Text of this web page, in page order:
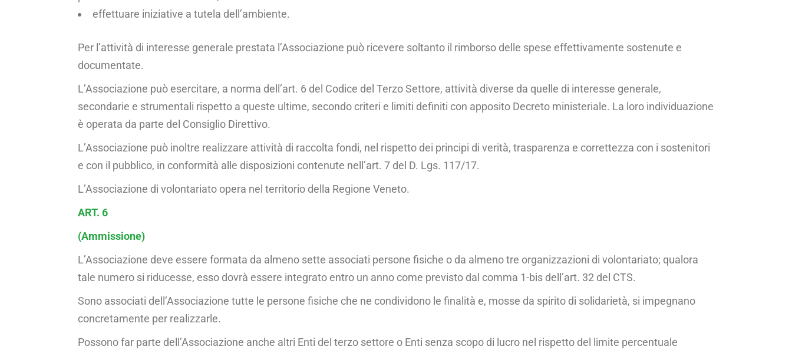
effettuare iniziative a tutela dell’ambiente.
Per l’attività di interesse generale prestata l’Associazione può ricevere soltanto il rimborso delle spese effettivamente sostenute e
documentate.
L’Associazione può esercitare, a norma dell’art. 6 del Codi­ce del Terzo Settore, attività diverse da quelle di interes­se generale,
secondarie e strumentali rispetto a queste ulti­me, secondo criteri e limiti definiti con apposito Decreto ministeriale. La loro individuazione
è operata da parte del Consiglio Direttivo.
L’Associazione può inoltre realizzare attività di raccolta fondi, nel rispetto dei principi di verità, trasparenza e correttezza con i sostenitori
e con il pubblico, in confor­mità alle disposizioni contenute nell’art. 7 del D. Lgs. 117/17.
L’Associazione di volontariato opera nel territorio della Re­gione Veneto.
ART. 6
(Ammissione)
L’Associazione deve essere formata da almeno sette associati persone fisiche o da almeno tre organizzazioni di volontaria­to; qualora
tale numero si riducesse, esso dovrà essere inte­grato entro un anno come previsto dal comma 1-bis dell’art. 32 del CTS.
Sono associati dell’Associazione tutte le persone fisiche che ne condividono le finalità e, mosse da spirito di solida­rietà, si impegnano
concretamente per realizzarle.
Possono far parte dell’Associazione anche altri Enti del terzo settore o Enti senza scopo di lucro nel rispetto del limi­te percentuale